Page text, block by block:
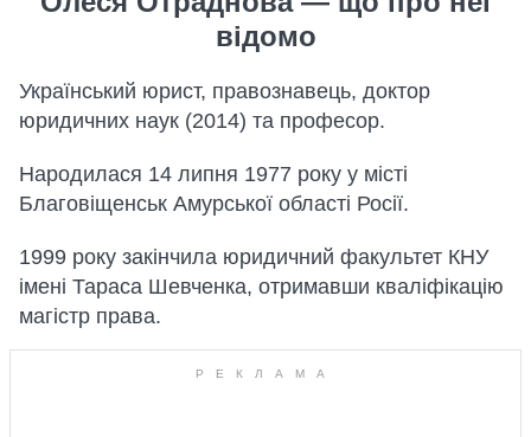
відомо
Український юрист, правознавець, доктор
юридичних наук (2014) та професор.
Народилася 14 липня 1977 року у місті
Благовіщенськ Амурської області Росії.
1999 року закінчила юридичний факультет КНУ
імені Тараса Шевченка, отримавши кваліфікацію
магістр права.